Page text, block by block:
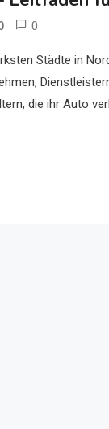
0
Städte in
die ihr Auto